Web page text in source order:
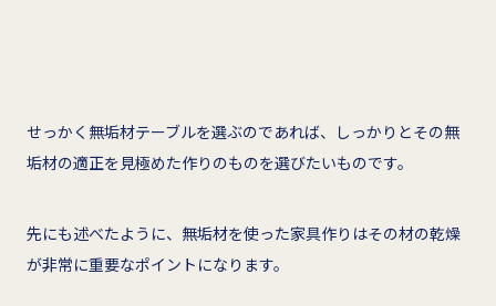
せっかく無垢材テーブルを選ぶのであれば、しっかりとその無
垢材の適正を見極めた作りのものを選びたいものです。
先にも述べたように、無垢材を使った家具作りはその材の乾燥
が非常に重要なポイントになります。